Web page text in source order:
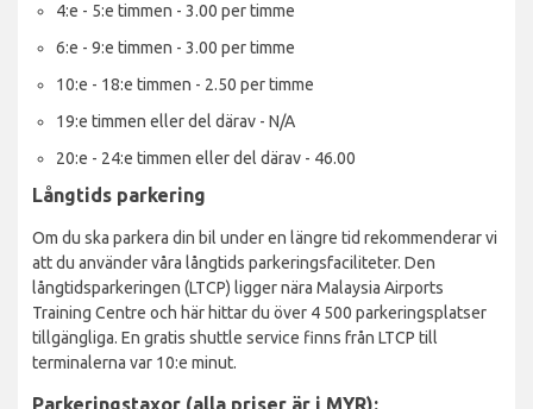
4:e - 5:e timmen - 3.00 per timme
6:e - 9:e timmen - 3.00 per timme
10:e - 18:e timmen - 2.50 per timme
19:e timmen eller del därav - N/A
20:e - 24:e timmen eller del därav - 46.00
Långtids parkering
Om du ska parkera din bil under en längre tid rekommenderar vi
att du använder våra långtids parkeringsfaciliteter. Den
långtidsparkeringen (LTCP) ligger nära Malaysia Airports
Training Centre och här hittar du över 4 500 parkeringsplatser
tillgängliga. En gratis shuttle service finns från LTCP till
terminalerna var 10:e minut.
Parkeringstaxor (alla priser är i MYR):